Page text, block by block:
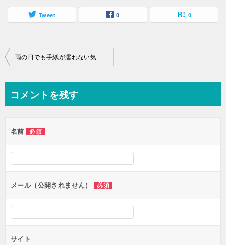
Tweet 0 0
投
ビ
ー
シ
ン
雨の日でも手紙が濡れない気配り心配りで真心の親切配達
コメントを残す
名前 必須
メール（公開されません） 必須
サイト